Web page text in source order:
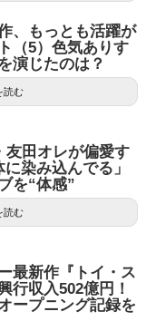
、もっとも活躍が
（5）色気ありす
演じたのは？
読む
友田オレが偏愛す
染み込んでる」
を“体感”
読む
最新作『トイ・ス
行収入502億円！
ープニング記録を